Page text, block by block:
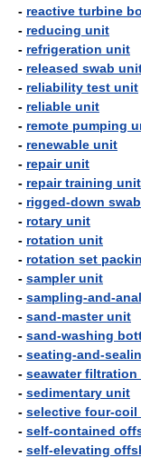
- reactive turbine
- reducing unit
- refrigeration unit
- released swab
- reliability test unit
- reliable unit
- remote pumping
- renewable unit
- repair unit
- repair training unit
- rigged-down
- rotary unit
- rotation unit
- rotation set
- sampler unit
- sampling-and-
- sand-master unit
- sand-washing
- seating-and-
- seawater
- sedimentary unit
- selective four-coil
- self-contained
- self-elevating